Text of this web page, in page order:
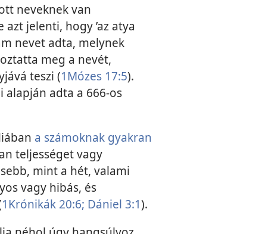
neveknek van
jelenti, hogy ’az atya
nevet adta, melynek
meg a nevét,
teszi (1Mózes 17:5).
alapján adta a 666-os
a számoknak gyakran
teljességet vagy
mint a hét, valami
vagy hibás, és
1Krónikák 20:6; Dániel 3:1).